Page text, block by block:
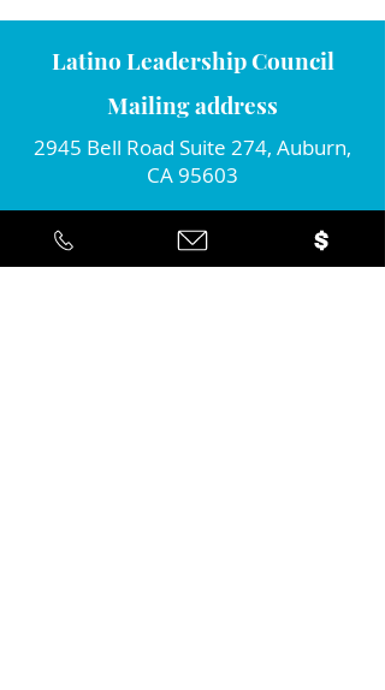
Latino Leadership Council
Mailing address
2945 Bell Road Suite 274, Auburn,
CA 95603
Connect with us!